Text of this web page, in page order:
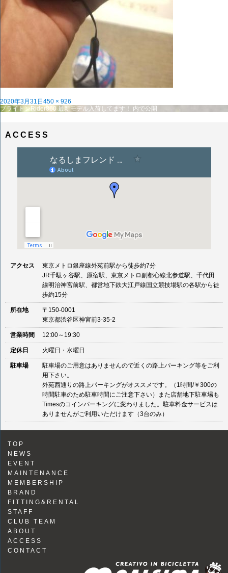
投
稿
2020年3月31日 フ
ル
450 × 926
投
ゲ
ブライトンRider860 最新モデル入荷してます！ 内で公開
ACCESS
アクセス
東京メトロ銀座線外苑前駅から徒歩約7分
JR千駄ヶ谷駅、原宿駅、東京メトロ副都心線北参道駅、千代田
線明治神宮前駅、都営地下鉄大江戸線国立競技場駅の各駅から徒
歩約15分
所在地
〒150-0001
東京都渋谷区神宮前3-35-2
営業時間 12:00～19:30
定休日 火曜日・水曜日
駐車場
駐車場のご用意はありませんので近くの路上パーキング等をご利
用下さい。
外苑西通りの路上パーキングがオススメです。（1時間/￥300の
時間駐車のため駐車時間にご注意下さい）また店舗地下駐車場も
Timesのコインパーキングに変わりました。駐車料金サービスは
ありませんがご利用いただけます（3台のみ）
TOP
NEWS
EVENT
MAINTENANCE
MEMBERSHIP
BRAND
FITTING&RENTAL
STAFF
CLUB TEAM
ABOUT
ACCESS
CONTACT